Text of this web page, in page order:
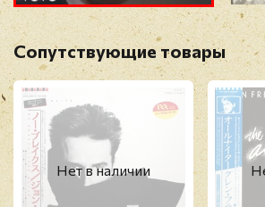
Оставить отзыв
Перед публикацией отзывы
модерацию
Сопутствующие товары
Нет в наличии